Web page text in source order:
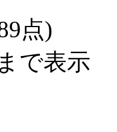
点)
で表示